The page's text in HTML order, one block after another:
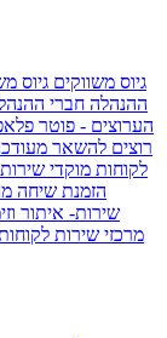
גיוס משווקים גיוס
ההנהלה חברי
הערוצים - פוטר
רוצים להשאר
לקוחות מוקדי
הזמנת שיחה
שירות- איתור
מרכזי שירות